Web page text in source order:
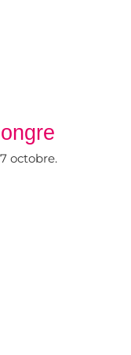
octobre.